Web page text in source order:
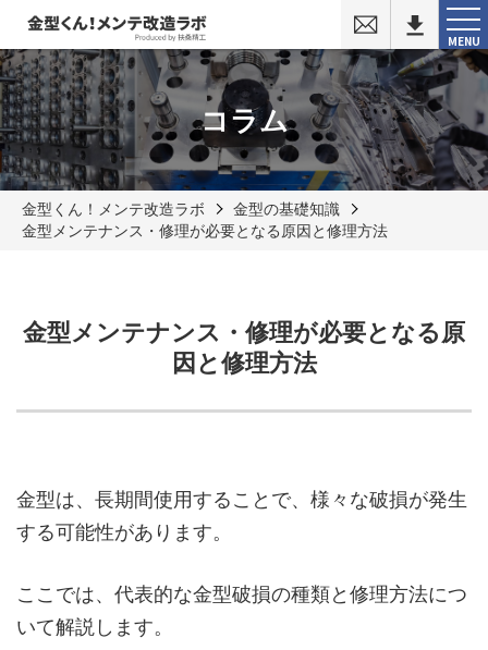
MENU
い
合
わ
せ
コラム
金型くん！メンテ改造ラボ
金型の基礎知識
金型メンテナンス・修理が必要となる原因と修理方法
金型メンテナンス・修理が必要となる原
因と修理方法
金型は、長期間使用することで、様々な破損が発生
する可能性があります。
ここでは、代表的な金型破損の種類と修理方法につ
いて解説します。